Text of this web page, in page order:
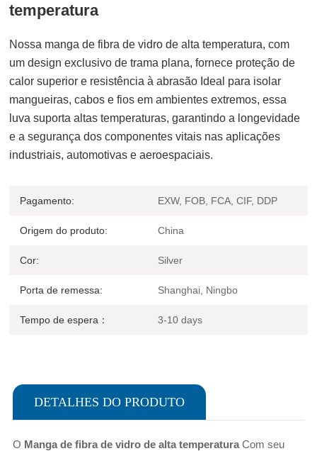
temperatura
Nossa manga de fibra de vidro de alta temperatura, com
um design exclusivo de trama plana, fornece proteção de
calor superior e resistência à abrasão Ideal para isolar
mangueiras, cabos e fios em ambientes extremos, essa
luva suporta altas temperaturas, garantindo a longevidade
e a segurança dos componentes vitais nas aplicações
industriais, automotivas e aeroespaciais.
Pagamento: EXW, FOB, FCA, CIF, DDP
Origem do produto: China
Cor: Silver
Porta de remessa: Shanghai, Ningbo
Tempo de espera： 3-10 days
DETALHES DO PRODUTO
O Manga de fibra de vidro de alta temperaturaCom seu